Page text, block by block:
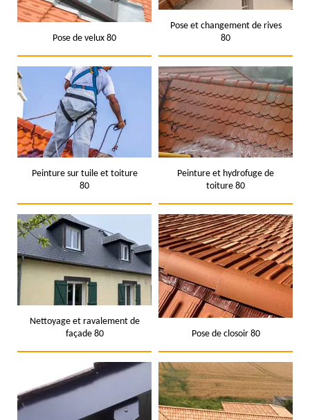
Pose de velux 80
Pose et changement de rives
80
Peinture sur tuile et toiture
80
Peinture et hydrofuge de
toiture 80
Nettoyage et ravalement de
façade 80
Pose de closoir 80